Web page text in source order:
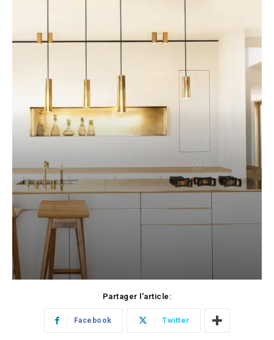
Partager l'article:
Facebook Twitter